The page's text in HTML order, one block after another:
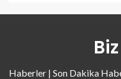
Haberler | Son Dakika